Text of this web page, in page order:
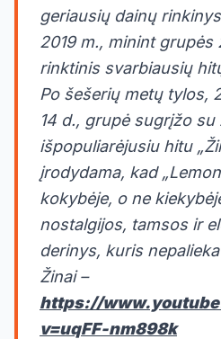
geriausių dainų
2019 m., minint
rinktinis svarbiausių
Po šešerių metų tylos,
14 d., grupė sugrįžo su
išpopuliarėjusiu hitu
įrodydama, kad
kokybėje, o ne
nostalgijos, tamsos ir
derinys, kuris
Žinai –
https://
v=uqFF-nm898k